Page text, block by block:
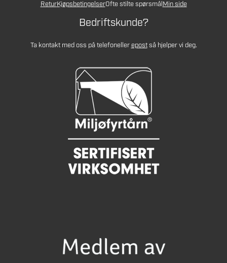
ReturKjøpsbetingelserOfte stilte spørsmålMin side
Bedriftskunde?
Ta kontakt med oss på telefonellerepostså hjelper vi deg.